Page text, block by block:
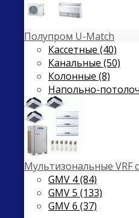
Полупром U-Match
Кассетные (40)
Канальные (50)
Колонные (8)
Напольно-
Мультизональные VRF
GMV 4 (84)
GMV 5 (133)
GMV 6 (37)